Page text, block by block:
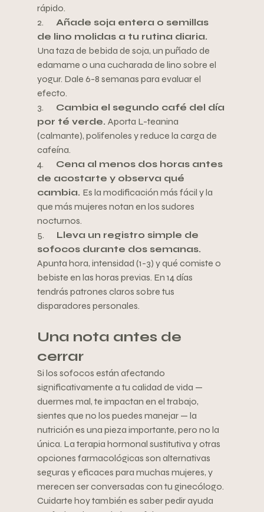
rápido.
2. Añade soja entera o semillas
de lino molidas a tu rutina diaria.
Una taza de bebida de soja, un puñado de
edamame o una cucharada de lino sobre el
yogur. Dale 6-8 semanas para evaluar el
efecto.
3. Cambia el segundo café del día
por té verde. Aporta L-teanina
(calmante), polifenoles y reduce la carga de
cafeína.
4. Cena al menos dos horas antes
de acostarte y observa qué
cambia. Es la modificación más fácil y la
que más mujeres notan en los sudores
nocturnos.
5. Lleva un registro simple de
sofocos durante dos semanas.
Apunta hora, intensidad (1-3) y qué comiste o
bebiste en las horas previas. En 14 días
tendrás patrones claros sobre tus
disparadores personales.
Una nota antes de
cerrar
Si los sofocos están afectando
significativamente a tu calidad de vida —
duermes mal, te impactan en el trabajo,
sientes que no los puedes manejar — la
nutrición es una pieza importante, pero no la
única. La terapia hormonal sustitutiva y otras
opciones farmacológicas son alternativas
seguras y eficaces para muchas mujeres, y
merecen ser conversadas con tu ginecólogo.
Cuidarte hoy también es saber pedir ayuda